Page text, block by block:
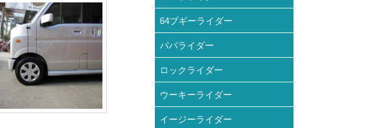
64ブギーライダー
パパライダー
ロックライダー
ウーキーライダー
イージーライダー